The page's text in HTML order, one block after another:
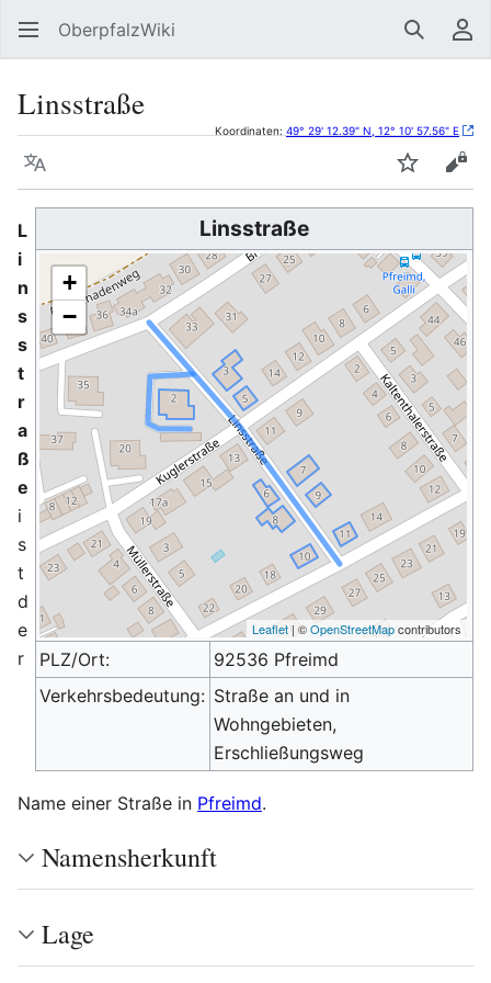
OberpfalzWiki Suchen
Linsstraße
Sprache
Koordinaten: 49° 29' 12.39" N, 12° 10' 57.56" E
Linsstraße
+
−
Leaflet| ©OpenStreetMapcontributors
PLZ/Ort:
92536 Pfreimd
Verkehrsbedeutung: Straße an und in
Wohngebieten,
Erschließungsweg
L
i
n
s
s
t
r
a
ß
e
i
s
t
d
e
r
Name einer Straße in Pfreimd.
Namensherkunft
Lage